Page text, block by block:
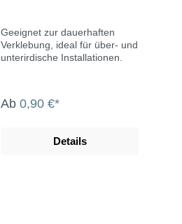
Geeignet zur dauerhaften
Verklebung, ideal für über- und
unterirdische Installationen.
Ab 0,90 €*
Details